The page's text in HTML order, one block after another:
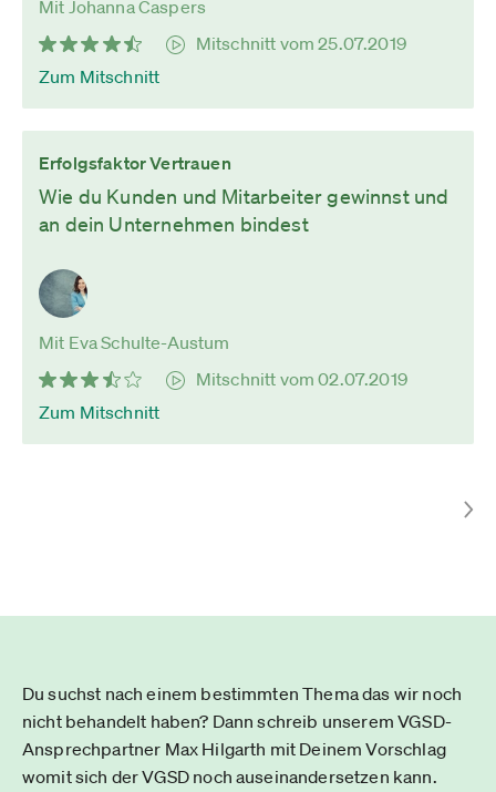
Mit Johanna Caspers
Mitschnitt vom 25.07.2019
Zum Mitschnitt
Erfolgsfaktor Vertrauen
Wie du Kunden und Mitarbeiter gewinnst und
an dein Unternehmen bindest
Mit Eva Schulte-Austum
Mitschnitt vom 02.07.2019
Zum Mitschnitt
Du suchst nach einem bestimmten Thema das wir noch
nicht behandelt haben? Dann schreib unserem VGSD-
Ansprechpartner Max Hilgarth mit Deinem Vorschlag
womit sich der VGSD noch auseinandersetzen kann.